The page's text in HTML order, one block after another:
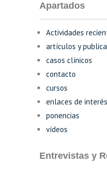
Apartados
Actividades
artículos y
casos clínicos
contacto
cursos
enlaces de interés
ponencias
vídeos
Entrevistas y